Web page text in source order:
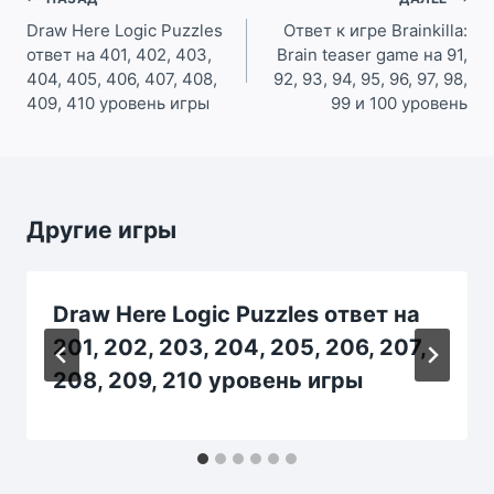
по
записям
Draw Here Logic Puzzles
ответ на 401, 402, 403,
404, 405, 406, 407, 408,
409, 410 уровень игры
Ответ к игре Brainkilla:
Brain teaser game на 91,
92, 93, 94, 95, 96, 97, 98,
99 и 100 уровень
Другие игры
Draw Here Logic Puzzles ответ на
201, 202, 203, 204, 205, 206, 207,
208, 209, 210 уровень игры